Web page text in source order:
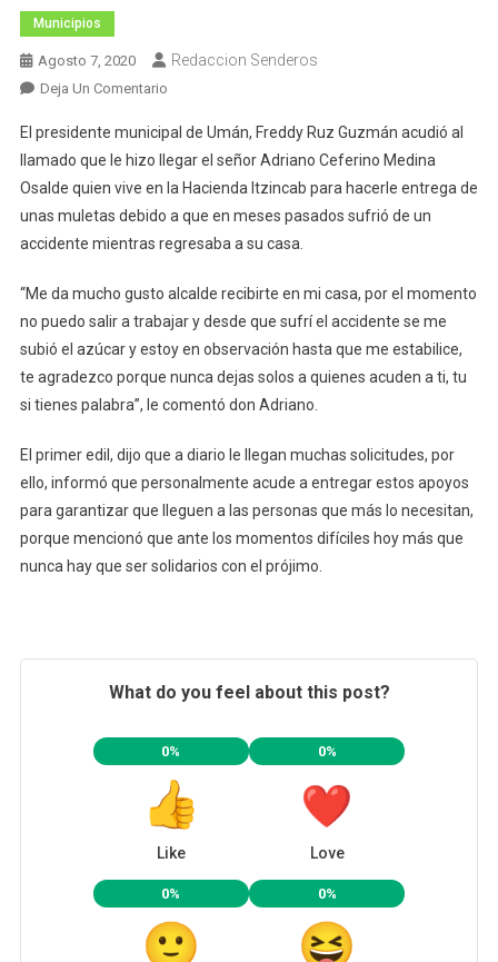
Municipios
Agosto 7, 2020 Redaccion Senderos
Deja Un ComentarioEn
Hoy
Más
Que
Nunca
Tenemos
Ser
Solidarios
Con
Ruz,
El presidente municipal de Umán, Freddy Ruz Guzmán acudió al
llamado que le hizo llegar el señor Adriano Ceferino Medina
Osalde quien vive en la Hacienda Itzincab para hacerle entrega de
unas muletas debido a que en meses pasados sufrió de un
accidente mientras regresaba a su casa.
“Me da mucho gusto alcalde recibirte en mi casa, por el momento
no puedo salir a trabajar y desde que sufrí el accidente se me
subió el azúcar y estoy en observación hasta que me estabilice,
te agradezco porque nunca dejas solos a quienes acuden a ti, tu
si tienes palabra”, le comentó don Adriano.
El primer edil, dijo que a diario le llegan muchas solicitudes, por
ello, informó que personalmente acude a entregar estos apoyos
para garantizar que lleguen a las personas que más lo necesitan,
porque mencionó que ante los momentos difíciles hoy más que
nunca hay que ser solidarios con el prójimo.
What do you feel about this post?
0%
Like
0%
Love
0% 0%